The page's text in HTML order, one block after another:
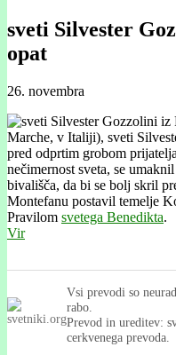
sveti Silvester
opat
26. novembra
Marche, v Italiji), sveti
pred odprtim grobom
nečimernost sveta, se
bivališča, da bi se bolj skril
Montefanu postavil temelje
Pravilom svetega Benedikta.
Vir
Vsi prevodi so
rabo.
Prevod in ureditev:
cerkvenega prevoda.